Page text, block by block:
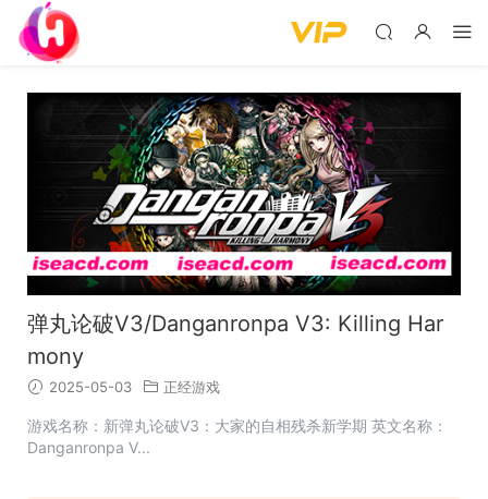
弹丸论破V3/Danganronpa V3: Killing Har
mony
2025-05-03 正经游戏
游戏名称：新弹丸论破V3：大家的自相残杀新学期 英文名称：
Danganronpa V...